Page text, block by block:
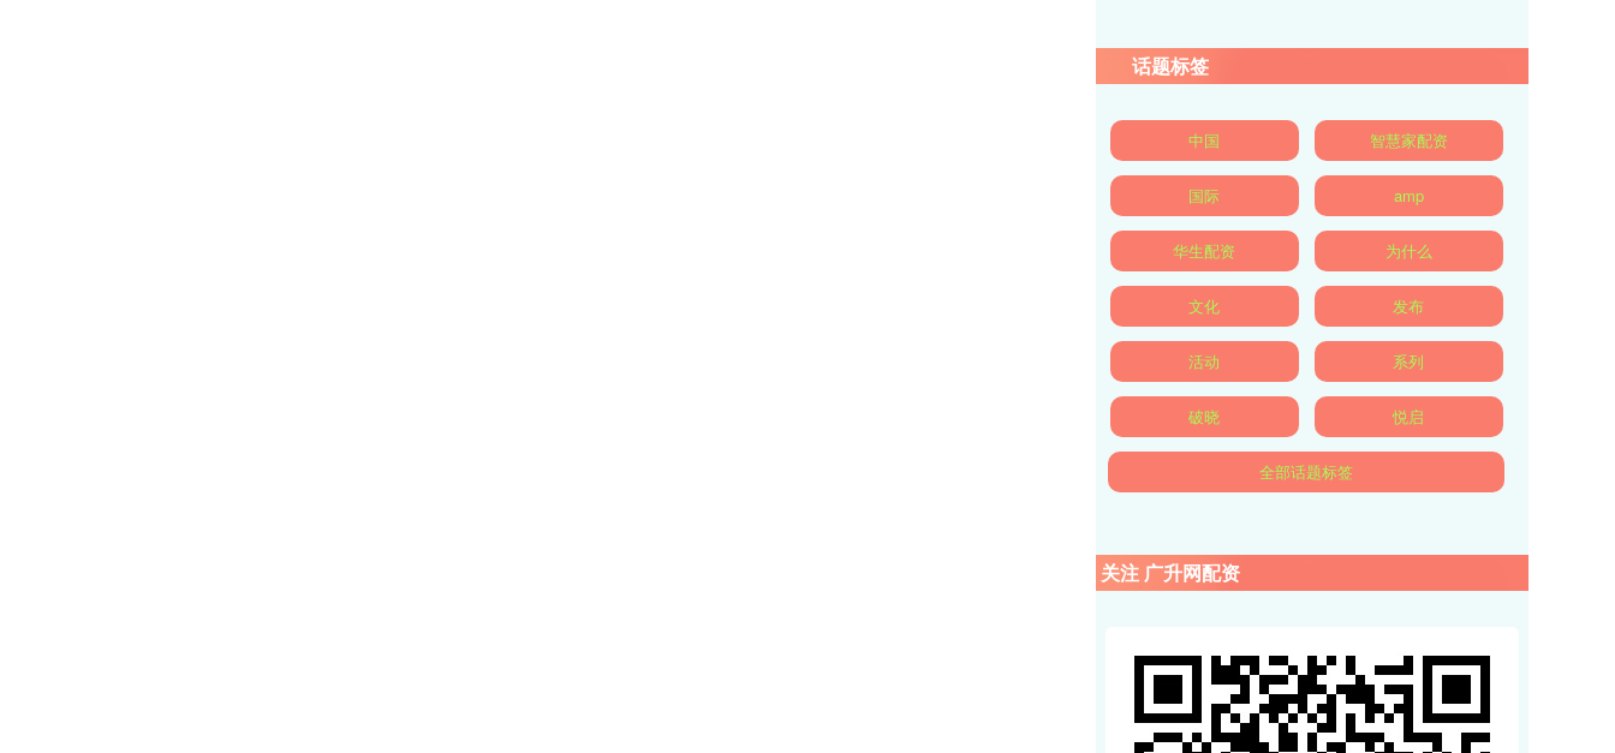
话题标签
中国 智慧家配资
国际 amp
华生配资 为什么
文化 发布
活动 系列
破晓 悦启
全部话题标签
关注 广升网配资